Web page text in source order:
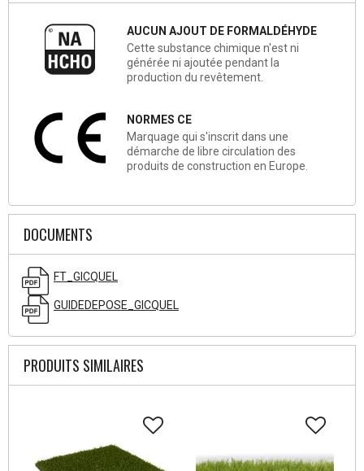
AUCUN AJOUT DE FORMALDÉHYDE
Cette substance chimique n'est ni
générée ni ajoutée pendant la
production du revêtement.
NORMES CE
Marquage qui s'inscrit dans une
démarche de libre circulation des
produits de construction en Europe.
DOCUMENTS
FT_GICQUEL
GUIDEDEPOSE_GICQUEL
PRODUITS SIMILAIRES